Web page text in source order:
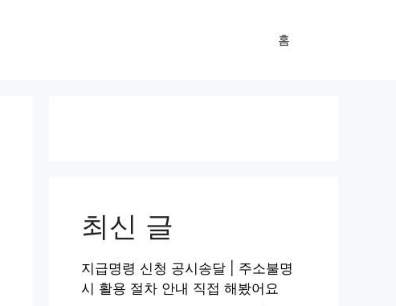
홈
최신 글
지급명령 신청 공시송달 | 주소불명
시 활용 절차 안내 직접 해봤어요